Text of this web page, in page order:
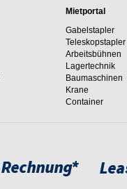
Mietportal
Gabelstapler
Teleskopstapler
Arbeitsbühnen
Lagertechnik
Baumaschinen
Krane
Container